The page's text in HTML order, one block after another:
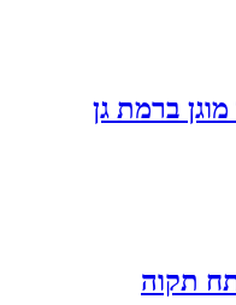
ברמת גן
תקוה